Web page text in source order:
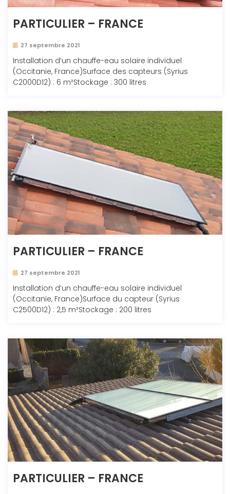
PARTICULIER – FRANCE
27 septembre 2021
Installation d’un chauffe-eau solaire individuel
(Occitanie, France)Surface des capteurs (Syrius
C2000D12) : 6 m²Stockage : 300 litres
PARTICULIER – FRANCE
27 septembre 2021
Installation d’un chauffe-eau solaire individuel
(Occitanie, France)Surface du capteur (Syrius
C2500D12) : 2,5 m²Stockage : 200 litres
PARTICULIER – FRANCE